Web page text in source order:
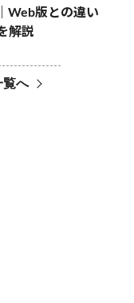
Web版との違い
解説
覧へ